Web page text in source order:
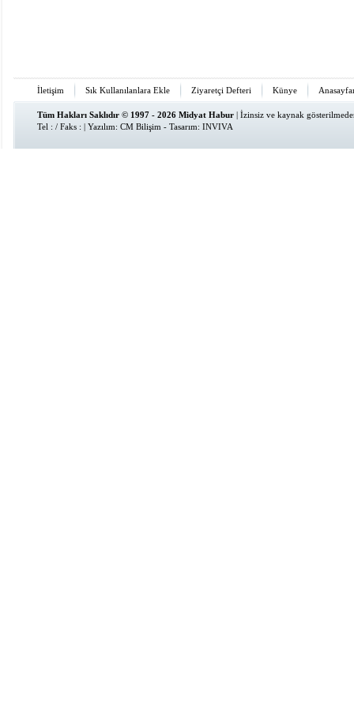
İletişim Sık Kullanılanlara Ekle Ziyaretçi Defteri Künye
Tüm Hakları Saklıdır © 1997 - 2026 Midyat Habur | İzinsiz ve kaynak
Tel : / Faks : | Yazılım: CM Bilişim - Tasarım: INVIVA